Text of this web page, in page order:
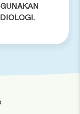
Tabanan, KIH